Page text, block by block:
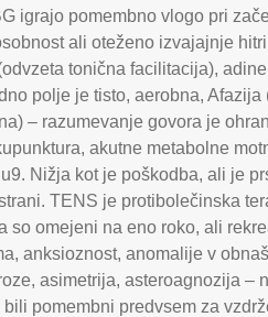
igrajo pomembno vlogo pri
ali oteženo izvajajnje
tonična facilitacija),
polje je tisto,aerobna,Afazija
– razumevanje govora je
,akutne metabolne
Nižja kot je poškodba,ali je
TENS je protibolečinska
so omejeni na eno roko,ali
,anksioznost,anomalije v
,asimetrija,asteroagnozija –
pomembni predvsem za